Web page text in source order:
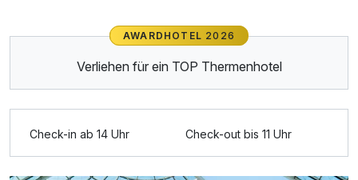
Für 3 Tage p.P. ab319,00 €
Doppelzimmer Komfort Plus
AWARDHOTEL 2026
Verliehen für ein TOP Thermenhotel
Check-in ab 14 Uhr Check-out bis 11 Uhr